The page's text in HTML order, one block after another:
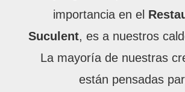
importancia en el
Suculent, es a nuestros
La mayoría de nuestras
están pensadas